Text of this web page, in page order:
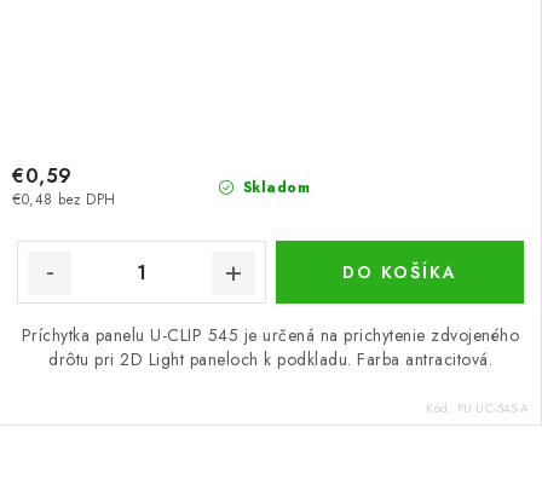
Skladom
€0,48 bez DPH
€0,59
DO KOŠÍKA
Príchytka panelu U-CLIP 545 je určená na prichytenie zdvojeného
drôtu pri 2D Light paneloch k podkladu. Farba antracitová.
Kód: PU-UC-545-A